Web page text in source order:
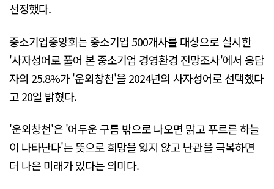
선정했다.
중소기업중앙회는 중소기업 500개사를 대상으로 실시한
'사자성어로 풀어 본 중소기업 경영환경 전망조사'에서 응답
자의 25.8%가 '운외창천'을 2024년의 사자성어로 선택했다
고 20일 밝혔다.
'운외창천'은 '어두운 구름 밖으로 나오면 맑고 푸르른 하늘
이 나타난다'는 뜻으로 희망을 잃지 않고 난관을 극복하면
더 나은 미래가 있다는 의미다.